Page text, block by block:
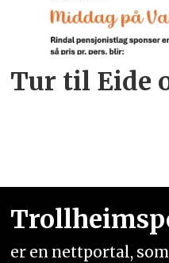
Tur til Eide
er en nettportal,